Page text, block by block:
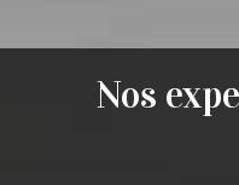
Nos